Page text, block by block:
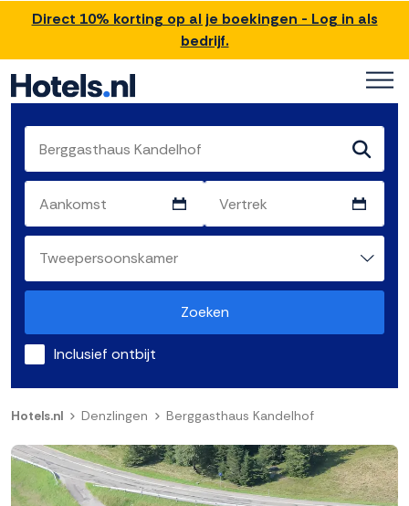
Direct 10% korting op al je boekingen - Log in als
bedrijf.
Zoeken
Inclusief ontbijt
Hotels.nl Denzlingen Berggasthaus Kandelhof